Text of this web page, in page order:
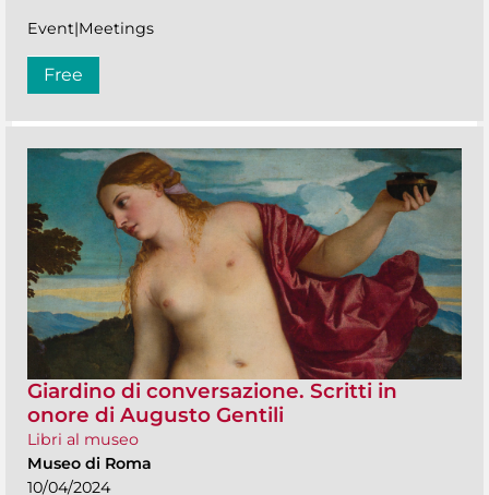
Event|Meetings
Free
Giardino di conversazione. Scritti in
onore di Augusto Gentili
Libri al museo
Museo di Roma
10/04/2024